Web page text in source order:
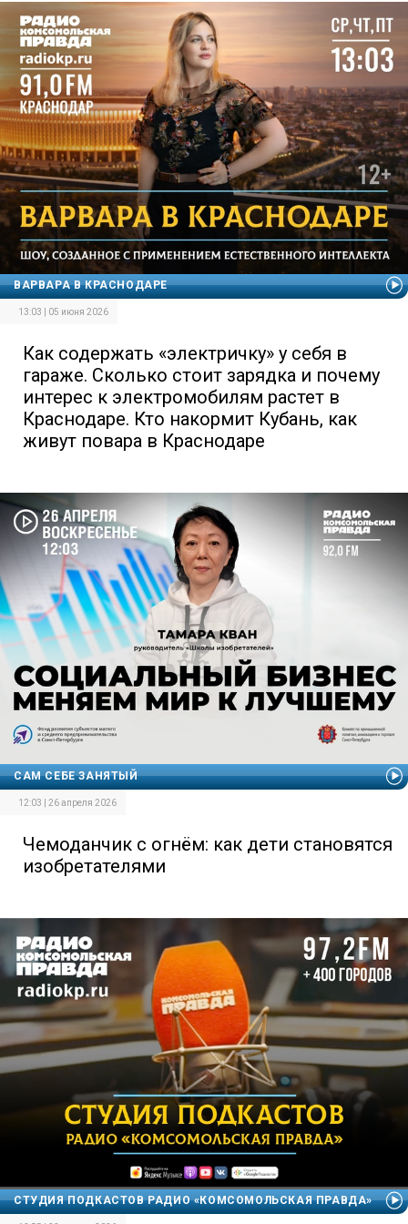
ВАРВАРА В КРАСНОДАРЕ
13:03 | 05 июня 2026
Как содержать «электричку» у себя в
гараже. Сколько стоит зарядка и почему
интерес к электромобилям растет в
Краснодаре. Кто накормит Кубань, как
живут повара в Краснодаре
САМ СЕБЕ ЗАНЯТЫЙ
12:03 | 26 апреля 2026
Чемоданчик с огнём: как дети становятся
изобретателями
СТУДИЯ ПОДКАСТОВ РАДИО «КОМСОМОЛЬСКАЯ ПРАВДА»